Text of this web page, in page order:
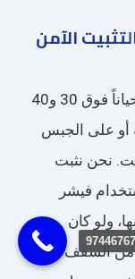
الآمن
ثريات الكريستال الكبيرة يوصل وزنها أحياناً فوق 30 و40
أو على الجبس
نحن نثبت
فيشر
ولو كان
من السقف